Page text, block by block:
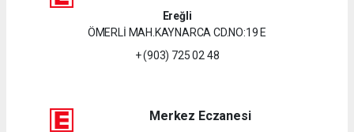
Ereğli
ÖMERLİ MAH.KAYNARCA CD.NO:19 E
+ (903) 725 02 48
Merkez Eczanesi